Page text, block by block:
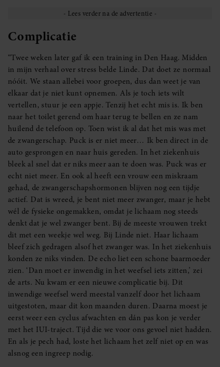
Complicatie
“Twee weken later gaf ik een training in Den Haag. Midden
in mijn verhaal over stress belde Linde. Dat doet ze normaal
nóóit. We staan allebei voor groepen, dus dan weet je van
elkaar dat je niet kunt opnemen. Als je toch iets wilt
vertellen, stuur je een appje. Tenzij het echt mis is. Ik ben
naar het toilet gerend om haar terug te bellen en ze nam
huilend de telefoon op. Toen wist ik al dat het mis was met
de zwangerschap. Puck is er niet meer… Ik ben direct in de
auto gesprongen en naar huis gereden. In het ziekenhuis
bleek al snel dat er niks meer aan te doen was. Puck was er
echt niet meer. En ook al heeft een vrouw een miskraam
gehad, de zwangerschapshormonen blijven nog een tijdje
actief. Dat is wreed, je bent niet meer zwanger, maar je hebt
wél de fysieke ongemakken, omdat je lichaam nog steeds
denkt dat je wel zwanger bent. Bij de meeste vrouwen trekt
dit met een weekje wel weg. Bij Linde niet. Haar lichaam
bleef zich gedragen alsof het zwanger was. In het ziekenhuis
konden ze niks vinden. De echo liet een schone baarmoeder
zien. ‘Dan moet er inwendig in het weefsel iets zitten,’ zei
de arts. Nu kwam er een nieuwe complicatie bij. Dit
inwendige weefsel werd meestal vanzelf door het lichaam
uitgestoten, maar dit kon maanden duren. Daarna moest je
eerst weer een cyclus afwachten en dán pas kon je verder
met het IUI-traject. Tijd die we voor ons gevoel niet hadden.
En als je pech had, loste het lichaam het zelf niet op en was
alsnog een ingreep nodig.